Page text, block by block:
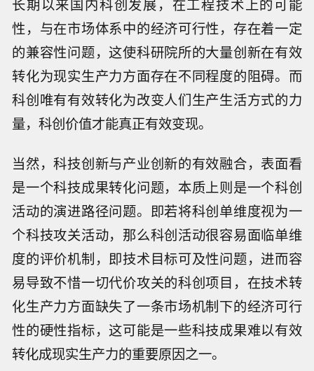
长期以来国内科创发展，在工程技术上的可能
性，与在市场体系中的经济可行性，存在着一定
的兼容性问题，这使科研院所的大量创新在有效
转化为现实生产力方面存在不同程度的阻碍。而
科创唯有有效转化为改变人们生产生活方式的力
量，科创价值才能真正有效变现。
当然，科技创新与产业创新的有效融合，表面看
是一个科技成果转化问题，本质上则是一个科创
活动的演进路径问题。即若将科创单维度视为一
个科技攻关活动，那么科创活动很容易面临单维
度的评价机制，即技术目标可及性问题，进而容
易导致不惜一切代价攻关的科创项目，在技术转
化生产力方面缺失了一条市场机制下的经济可行
性的硬性指标，这可能是一些科技成果难以有效
转化成现实生产力的重要原因之一。